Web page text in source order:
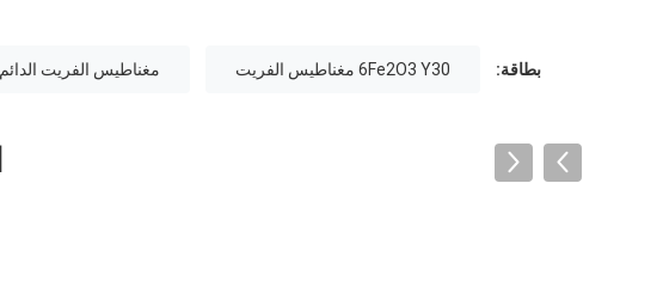
بطاقة: 6Fe2O3 Y30 مغناطيس الفريت مغناطيس الفريت الدائم TS16949